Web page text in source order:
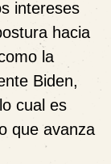
intereses
hacia
la
Biden,
cual es
que avanza